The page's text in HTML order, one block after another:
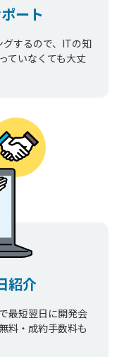
ート
するので、ITの知
ていなくても大丈
紹介
最短翌日に開発会
料・成約手数料も